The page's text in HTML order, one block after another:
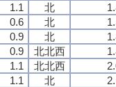
1.1 北
0.6 北
0.9 北
0.9 北北西
1.1 北北西
1.1 北